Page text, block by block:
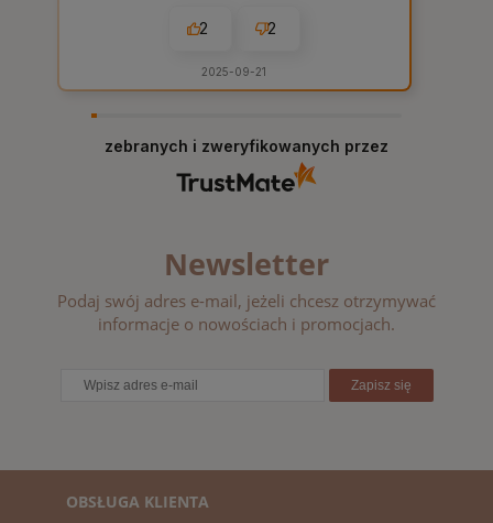
2 2
2025-09-21
zebranych i zweryfikowanych przez
Newsletter
Podaj swój adres e-mail, jeżeli chcesz otrzymywać
informacje o nowościach i promocjach.
Zapisz się
OBSŁUGA KLIENTA